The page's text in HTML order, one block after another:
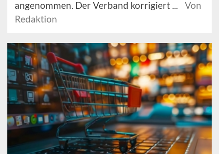
angenommen. Der Verband korrigiert ...
Von
Redaktion